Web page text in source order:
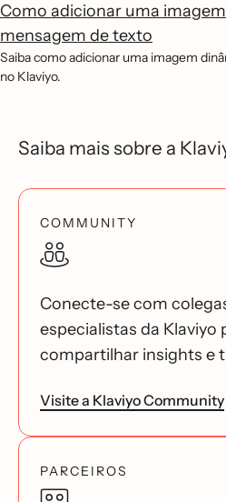
Como adicionar uma
mensagem de texto
Saiba como adicionar uma imagem
no Klaviyo.
Saiba mais sobre a
COMMUNITY
Conecte-se com
especialistas da Klaviyo
compartilhar insights e
Visite a Klaviyo Community
PARCEIROS